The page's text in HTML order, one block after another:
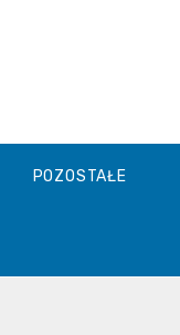
POZOSTAŁE